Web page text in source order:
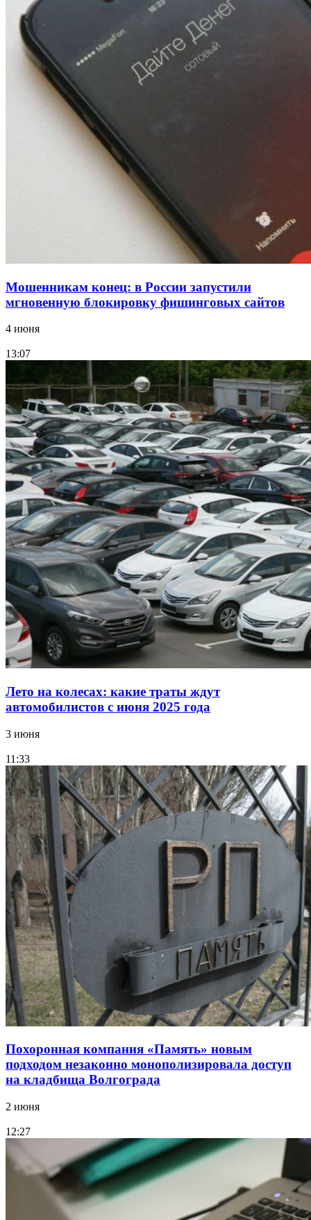
Покушение на убийство в Волгограде: девушка
напала на незнакомую женщину с ножом
12:39
Сладкий праздник в Волгограде: в Центральном
парке прошёл фестиваль „Арбузный переполох“
Волгоградские компании нарастили экспорт:
заключены контракты на 3,6 млн долларов
Мошенникам конец: в России запустили
мгновенную блокировку фишинговых сайтов
4 июня
13:07
Лето на колесах: какие траты ждут
автомобилистов с июня 2025 года
3 июня
11:33
Похоронная компания «Память» новым
подходом незаконно монополизировала доступ
на кладбища Волгограда
2 июня
12:27